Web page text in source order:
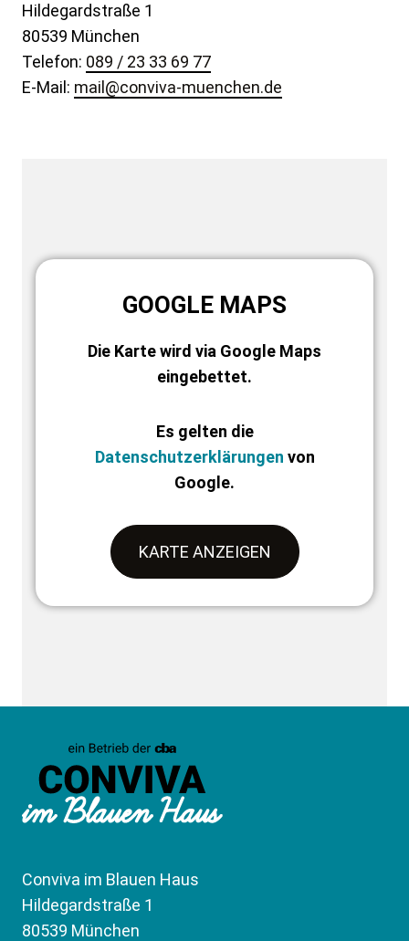
Hildegardstraße 1
80539 München
Telefon: 089 / 23 33 69 77
E-Mail: mail@conviva-muenchen.de
GOOGLE MAPS
Die Karte wird via Google Maps
eingebettet.
Es gelten die
Datenschutzerklärungen von
Google.
KARTE ANZEIGEN
Conviva im Blauen Haus
Hildegardstraße 1
80539 München